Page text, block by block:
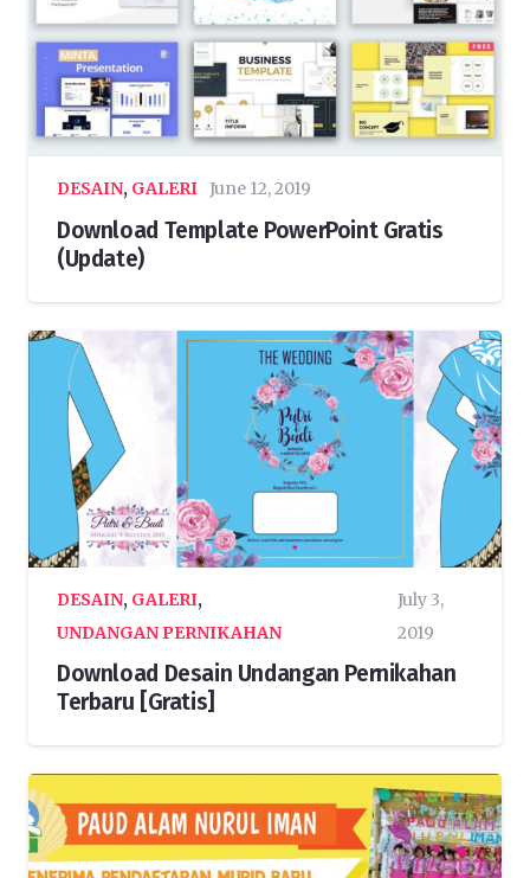
DESAIN, GALERI June 12, 2019
Download Template PowerPoint Gratis
(Update)
DESAIN, GALERI,
UNDANGAN PERNIKAHAN
July 3,
2019
Download Desain Undangan Pernikahan
Terbaru [Gratis]